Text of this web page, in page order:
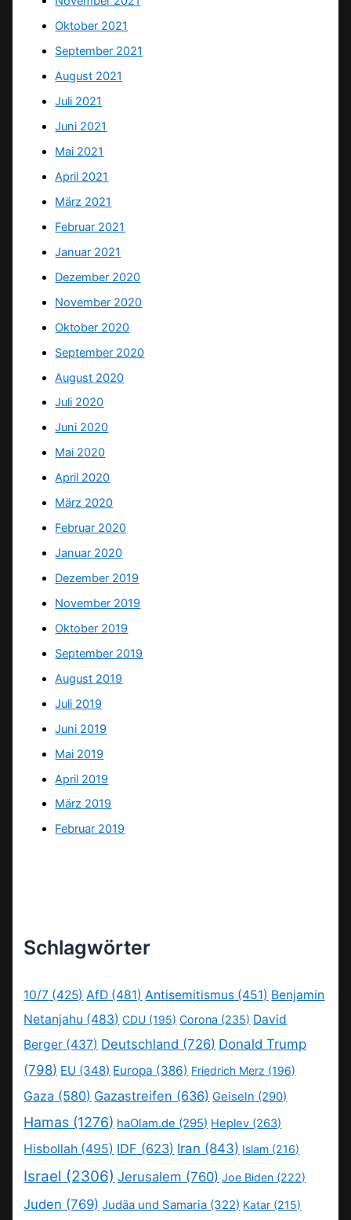
Oktober 2021
September 2021
August 2021
Juli 2021
Juni 2021
Mai 2021
April 2021
März 2021
Februar 2021
Januar 2021
Dezember 2020
November 2020
Oktober 2020
September 2020
August 2020
Juli 2020
Juni 2020
Mai 2020
April 2020
März 2020
Februar 2020
Januar 2020
Dezember 2019
November 2019
Oktober 2019
September 2019
August 2019
Juli 2019
Juni 2019
Mai 2019
April 2019
März 2019
Februar 2019
Schlagwörter
10/7 (425) AfD (481) Antisemitismus (451) Benjamin
Netanjahu (483) CDU (195) Corona (235) David
Berger (437) Deutschland (726) Donald Trump
(798) EU (348) Europa (386) Friedrich Merz (196)
Gaza (580) Gazastreifen (636) Geiseln (290)
Hamas (1276) haOlam.de (295) Heplev (263)
Hisbollah (495) IDF (623) Iran (843) Islam (216)
Israel (2306) Jerusalem (760) Joe Biden (222)
Juden (769) Judäa und Samaria (322) Katar (215)